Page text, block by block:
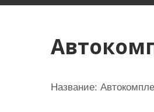
Название: